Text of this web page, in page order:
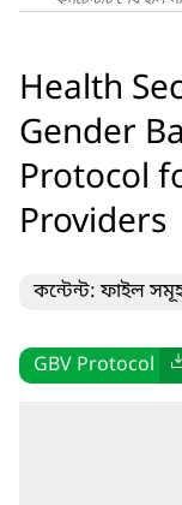
Health
Gender
Protocol
Providers
কন্টেন্ট: ফাইল
GBV Protocol